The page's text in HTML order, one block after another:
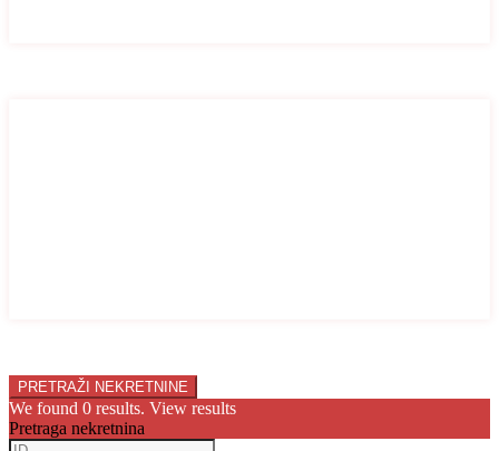
We found 0 results. View results
Pretraga nekretnina